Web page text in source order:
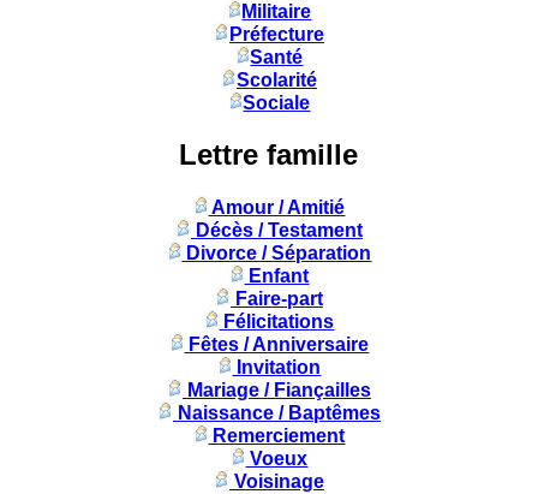
Militaire
Préfecture
Santé
Scolarité
Sociale
Lettre famille
Amour / Amitié
Décès / Testament
Divorce / Séparation
Enfant
Faire-part
Félicitations
Fêtes / Anniversaire
Invitation
Mariage / Fiançailles
Naissance / Baptêmes
Remerciement
Voeux
Voisinage